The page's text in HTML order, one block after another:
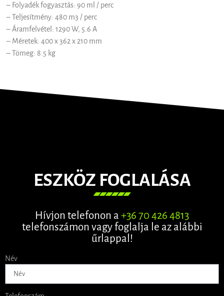
– Folyadék fogyasztás: 90 ml / perc
– Teljesítmény: 480 m3 / perc
– Áramfelvétel: 1290 W, 5.6 A
– Méretek: 400 x 362 x 210 mm
– Tömeg: 8.5 kg
ESZKÖZ FOGLALÁSA
Hívjon telefonon a +36 70 426 4813
telefonszámon vagy foglalja le az alábbi
űrlappal!
Név